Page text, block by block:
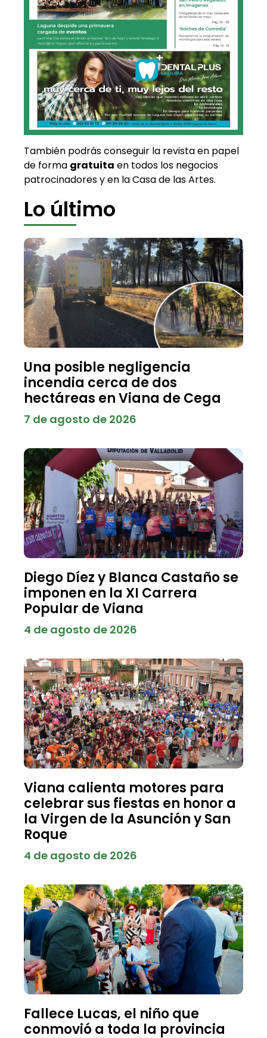
También podrás conseguir la revista en papel
de forma gratuita en todos los negocios
patrocinadores y en la Casa de las Artes.
Lo último
Una posible negligencia
incendia cerca de dos
hectáreas en Viana de Cega
7 de agosto de 2026
Diego Díez y Blanca Castaño se
imponen en la XI Carrera
Popular de Viana
4 de agosto de 2026
Viana calienta motores para
celebrar sus fiestas en honor a
la Virgen de la Asunción y San
Roque
4 de agosto de 2026
Fallece Lucas, el niño que
conmovió a toda la provincia